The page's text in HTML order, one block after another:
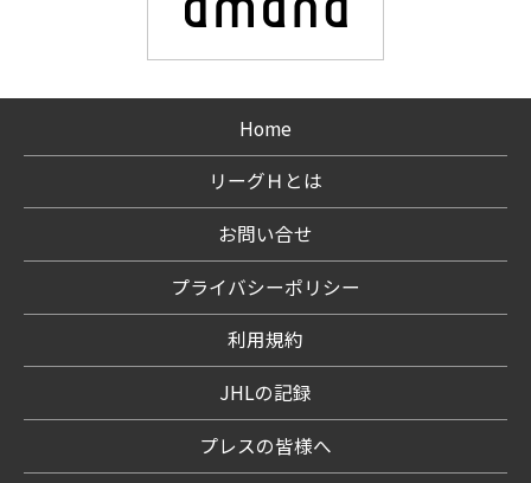
Home
リーグＨとは
お問い合せ
プライバシーポリシー
利用規約
JHLの記録
プレスの皆様へ